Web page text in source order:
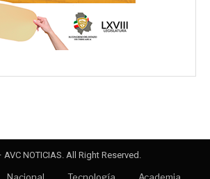
AVC NOTICIAS. All Right Reserved.